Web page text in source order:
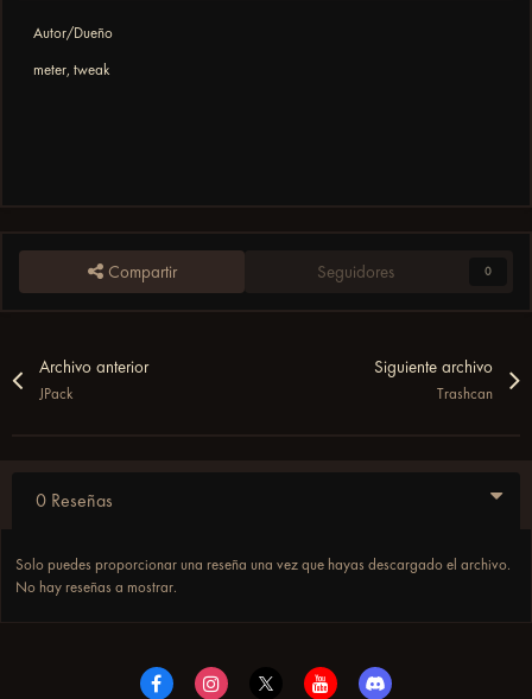
Autor/Dueño
meter, tweak
Compartir Seguidores 0
Archivo anterior
JPack
Siguiente archivo
Trashcan
0 Reseñas
Solo puedes proporcionar una reseña una vez que hayas descargado el archivo.
No hay reseñas a mostrar.